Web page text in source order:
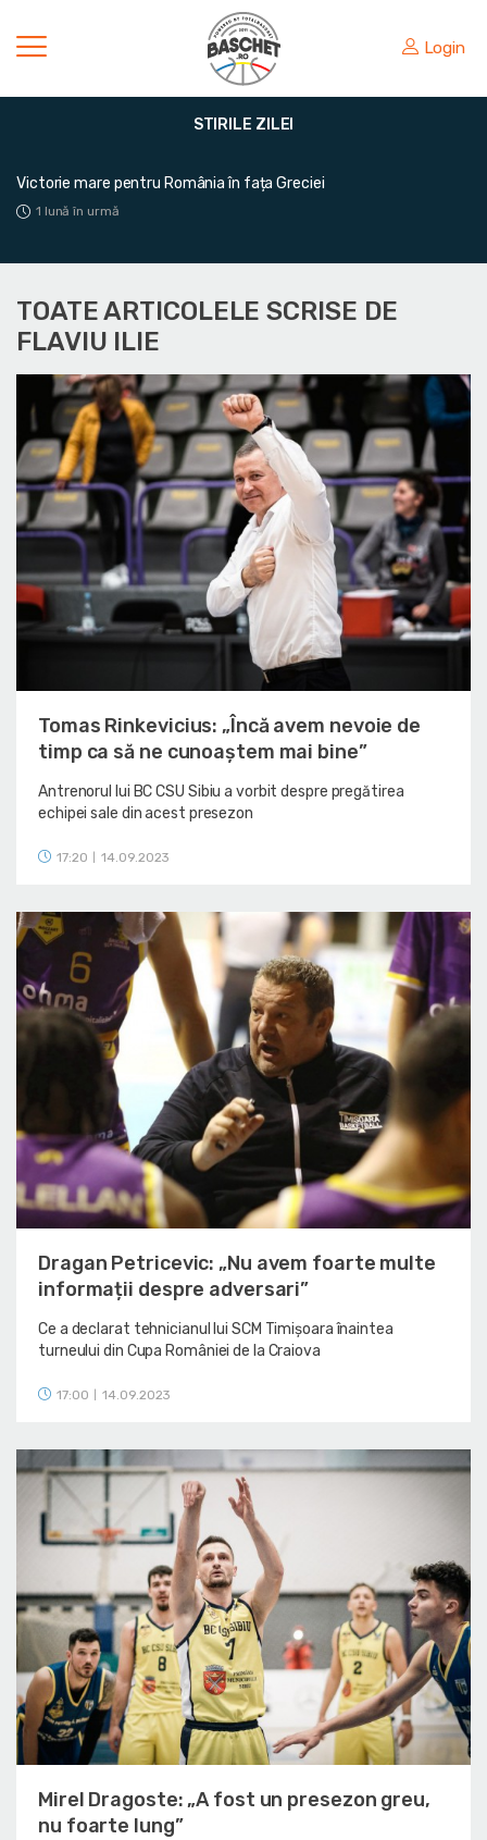
Login
STIRILE ZILEI
Victorie mare pentru România în fața Greciei
1 lună în urmă
TOATE ARTICOLELE SCRISE DE
FLAVIU ILIE
Tomas Rinkevicius: „Încă avem nevoie de
timp ca să ne cunoaștem mai bine”
Antrenorul lui BC CSU Sibiu a vorbit despre pregătirea
echipei sale din acest presezon
17:20 14.09.2023
Dragan Petricevic: „Nu avem foarte multe
informații despre adversari”
Ce a declarat tehnicianul lui SCM Timișoara înaintea
turneului din Cupa României de la Craiova
17:00 14.09.2023
Mirel Dragoste: „A fost un presezon greu,
nu foarte lung”